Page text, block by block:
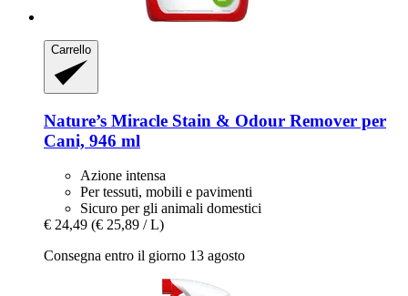
Carrello
Nature’s Miracle Stain & Odour Remover per
Cani, 946 ml
Azione intensa
Per tessuti, mobili e pavimenti
Sicuro per gli animali domestici
€ 24,49 (€ 25,89 / L)
Consegna entro il giorno 13 agosto